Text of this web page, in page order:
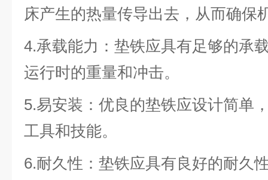
床产生的热量传导出去，从而确保
4.承载能力：垫铁应具有足够的承
运行时的重量和冲击。
5.易安装：优良的垫铁应设计简单
工具和技能。
6.耐久性：垫铁应具有良好的耐久